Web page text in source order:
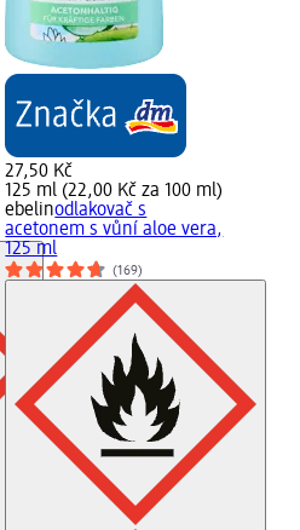
27,50 Kč
125 ml (22,00 Kč za 100 ml)
ebelinodlakovač s
acetonem s vůní aloe vera,
125 ml
(169)